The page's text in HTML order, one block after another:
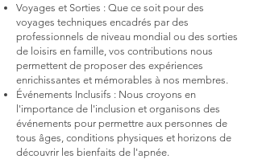
Voyages et Sorties : Que ce soit pour des
voyages techniques encadrés par des
professionnels de niveau mondial ou des sorties
de loisirs en famille, vos contributions nous
permettent de proposer des expériences
enrichissantes et mémorables à nos membres.
Événements Inclusifs : Nous croyons en
l'importance de l'inclusion et organisons des
événements pour permettre aux personnes de
tous âges, conditions physiques et horizons de
découvrir les bienfaits de l'apnée.